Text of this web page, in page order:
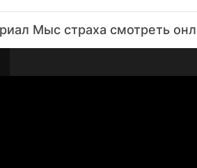
Мыс страха смотреть